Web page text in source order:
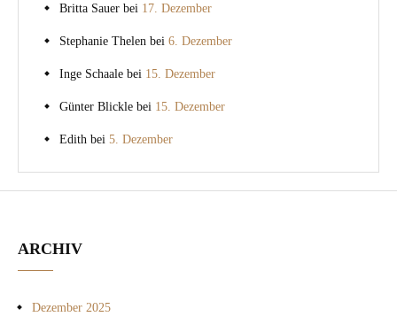
Britta Sauer bei 17. Dezember
Stephanie Thelen bei 6. Dezember
Inge Schaale bei 15. Dezember
Günter Blickle bei 15. Dezember
Edith bei 5. Dezember
ARCHIV
Dezember 2025